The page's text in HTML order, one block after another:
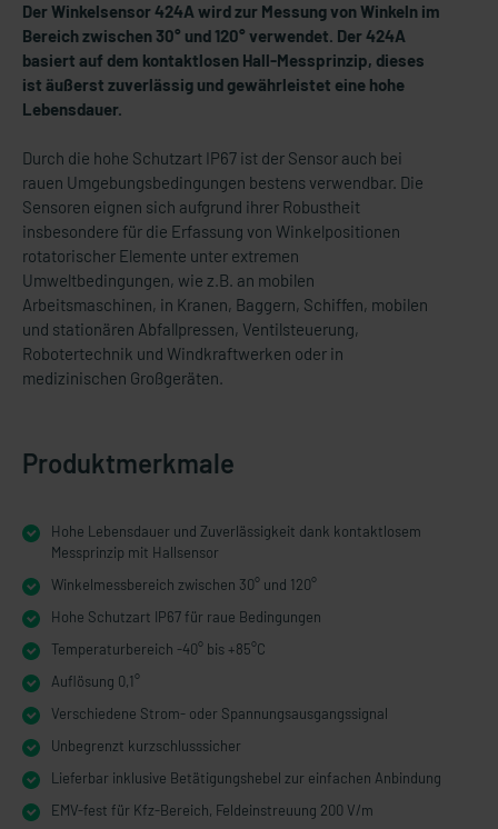
Der Winkelsensor 424A wird zur Messung von Winkeln im
Bereich zwischen 30° und 120° verwendet. Der 424A
basiert auf dem kontaktlosen Hall-Messprinzip, dieses
ist äußerst zuverlässig und gewährleistet eine hohe
Lebensdauer.
Durch die hohe Schutzart IP67 ist der Sensor auch bei
rauen Umgebungsbedingungen bestens verwendbar. Die
Sensoren eignen sich aufgrund ihrer Robustheit
insbesondere für die Erfassung von Winkelpositionen
rotatorischer Elemente unter extremen
Umweltbedingungen, wie z.B. an mobilen
Arbeitsmaschinen, in Kranen, Baggern, Schiffen, mobilen
und stationären Abfallpressen, Ventilsteuerung,
Robotertechnik und Windkraftwerken oder in
medizinischen Großgeräten.
Produktmerkmale
Hohe Lebensdauer und Zuverlässigkeit dank kontaktlosem
Messprinzip mit Hallsensor
Winkelmessbereich zwischen 30° und 120°
Hohe Schutzart IP67 für raue Bedingungen
Temperaturbereich -40° bis +85°C
Auflösung 0,1°
Verschiedene Strom- oder Spannungsausgangssignal
Unbegrenzt kurzschlusssicher
Lieferbar inklusive Betätigungshebel zur einfachen Anbindung
EMV-fest für Kfz-Bereich, Feldeinstreuung 200 V/m